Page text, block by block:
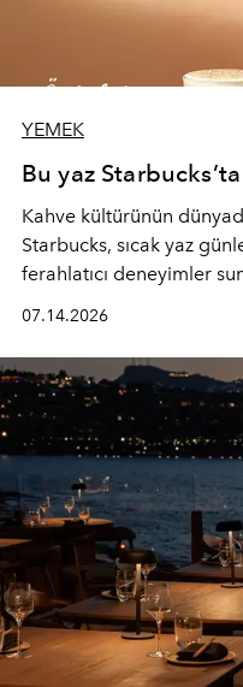
YEMEK
Bu yaz
Kahve kültürünün
Starbucks, sıcak yaz
ferahlatıcı deneyimler
yepyeni Cloud
ve yiyecek alternatifleri
07.14.2026